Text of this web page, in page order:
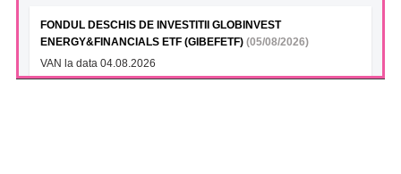
FONDUL DESCHIS DE INVESTITII GLOBINVEST
ENERGY&FINANCIALS ETF (GIBEFETF) (05/08/2026)
VAN la data 04.08.2026